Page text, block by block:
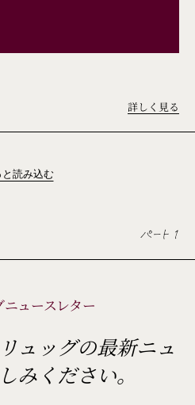
詳しく見る
と読み込む
パート 1
ュースレター
ュッグの最新ニュ
みください。